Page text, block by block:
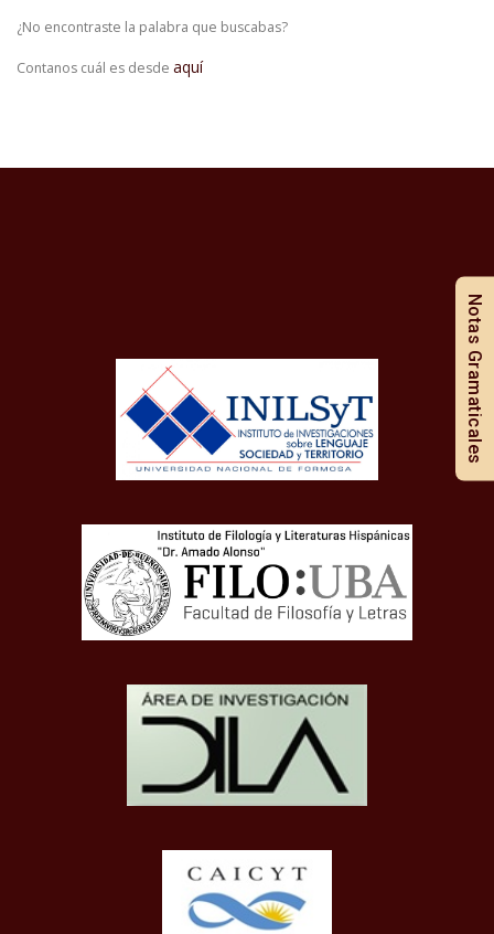
¿No encontraste la palabra que buscabas?
Contanos cuál es desde aquí
Notas Gramaticales